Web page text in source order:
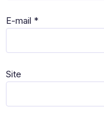
E-mail *
Site